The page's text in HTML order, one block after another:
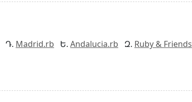
Madrid.rb Andalucia.rb Ruby & Friends